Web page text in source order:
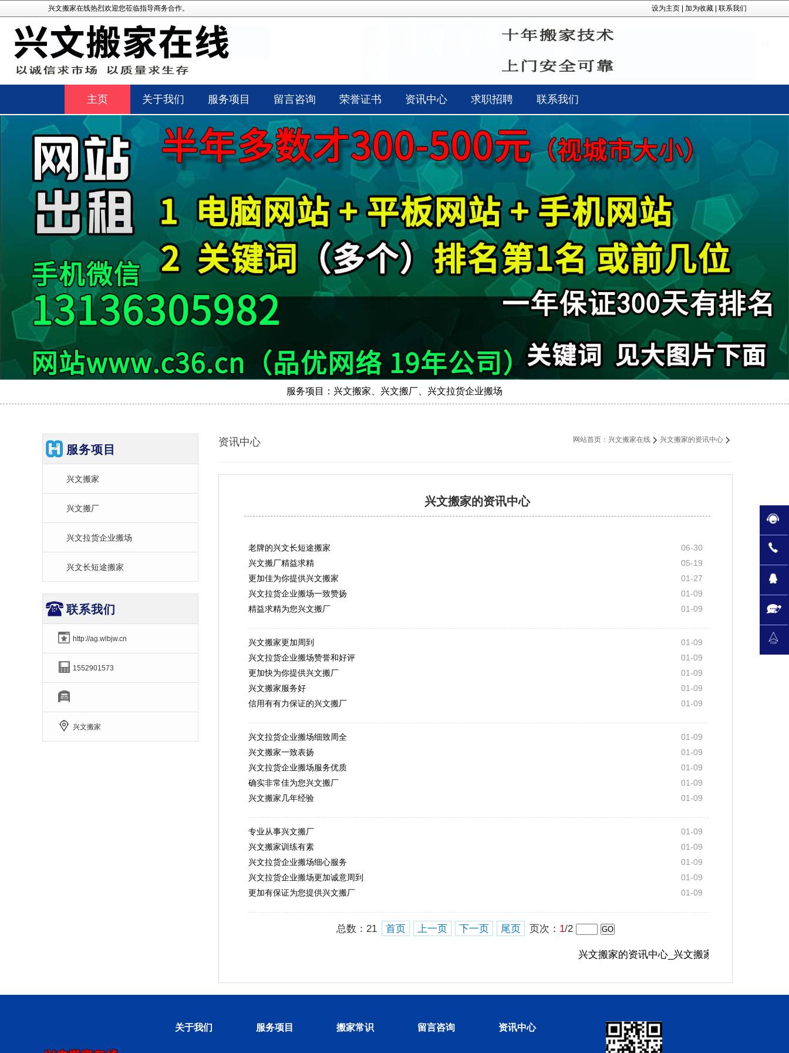
兴文搬家在线热烈欢迎您莅临指导商务合作。 设为主页 加为收藏 联系我们
主页 关于我们 服务项目 留言咨询 荣誉证书 资讯中心 求职招聘 联系我们
服务项目：兴文搬家、兴文搬厂、兴文拉货企业搬场
资讯中心 网站首页： 兴文搬家在线 兴文搬家的资讯中心
兴文搬家的资讯中心
06-30
老牌的兴文长短途搬家
05-19
兴文搬厂精益求精
01-27
更加佳为你提供兴文搬家
01-09
兴文拉货企业搬场一致赞扬
01-09
精益求精为您兴文搬厂
01-09
兴文搬家更加周到
01-09
兴文拉货企业搬场赞誉和好评
01-09
更加快为你提供兴文搬厂
01-09
兴文搬家服务好
01-09
信用有有力保证的兴文搬厂
01-09
兴文拉货企业搬场细致周全
01-09
兴文搬家一致表扬
01-09
兴文拉货企业搬场服务优质
01-09
确实非常佳为您兴文搬厂
01-09
兴文搬家几年经验
01-09
专业从事兴文搬厂
01-09
兴文搬家训练有素
01-09
兴文拉货企业搬场细心服务
01-09
兴文拉货企业搬场更加诚意周到
01-09
更加有保证为您提供兴文搬厂
总数： 21 首页 上一页 下一页 尾页 页次： 1/2
兴文搬家的资讯中心_兴文搬家在线专注为每一
服务项目
兴文搬家
兴文搬厂
兴文拉货企业搬场
兴文长短途搬家
联系我们
http://ag.wlbjw.cn
1552901573
兴文搬家
关于我们 服务项目 搬家常识 留言咨询 资讯中心